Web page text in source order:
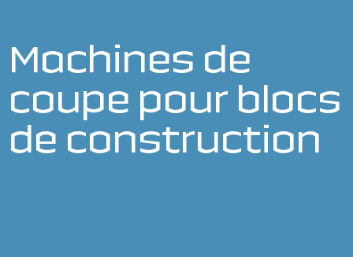
Machines de
coupe pour blocs
de construction